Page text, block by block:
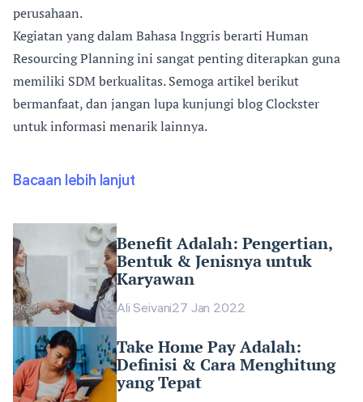
perusahaan.
Kegiatan yang dalam Bahasa Inggris berarti Human
Resourcing Planning ini sangat penting diterapkan guna
memiliki SDM berkualitas. Semoga artikel berikut
bermanfaat, dan jangan lupa kunjungi blog Clockster
untuk informasi menarik lainnya.
Bacaan lebih lanjut
Benefit Adalah: Pengertian,
Bentuk & Jenisnya untuk
Karyawan
Ali Seivani27 Jan 2022
Take Home Pay Adalah:
Definisi & Cara Menghitung
yang Tepat